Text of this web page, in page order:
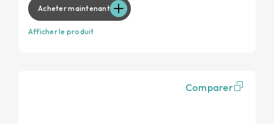
Verre trempé
Acheter maintenant
Afficher le produit
Comparer